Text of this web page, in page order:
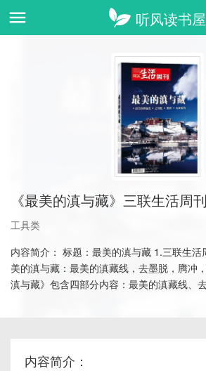
《最美的滇与藏》三联生活周刊
工具类
内容简介： 标题：最美的滇与藏 1.三联生活周刊·智识精选系列·最
美的滇与藏：最美的滇藏线，去墨脱，腾冲
滇与藏》包含四部分内容：最美的滇藏线、
内容简介：